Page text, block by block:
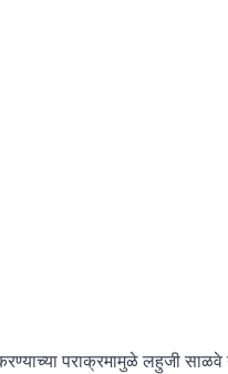
पराक्रमामुळे लहुजी